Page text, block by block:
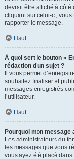
devrait être affiché à côté
cliquant sur celui-ci, vous
rapporter le message.
Haut
À quoi sert le bouton «
rédaction d’un sujet ?
Il vous permet
souhaitez finaliser et
messages enregistrés
l’utilisateur.
Haut
Pourquoi mon message
Les administrateurs du
les messages que vous
vous ayez été placé